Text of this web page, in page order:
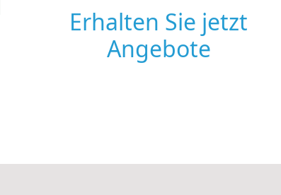
Erhalten Sie jetzt
Angebote